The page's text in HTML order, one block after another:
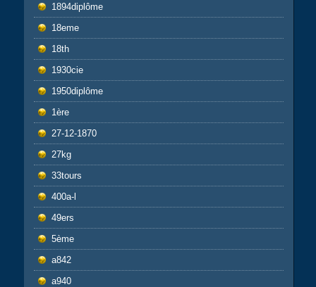
1894diplôme
18eme
18th
1930cie
1950diplôme
1ère
27-12-1870
27kg
33tours
400a-l
49ers
5ème
a842
a940